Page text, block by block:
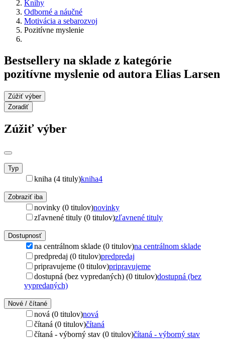
Knihy
Odborné a náučné
Motivácia a sebarozvoj
Pozitívne myslenie
Bestsellery na sklade z kategórie
pozitívne myslenie od autora Elias Larsen
Zúžiť výber
Zoradiť
Zúžiť výber
Typ
kniha (4 tituly)kniha4
Zobraziť iba
novinky (0 titulov)novinky
zľavnené tituly (0 titulov)zľavnené tituly
Dostupnosť
na centrálnom sklade (0 titulov)na centrálnom sklade
predpredaj (0 titulov)predpredaj
pripravujeme (0 titulov)pripravujeme
dostupná (bez vypredaných) (0 titulov)dostupná (bez
vypredaných)
Nové / čítané
nová (0 titulov)nová
čítaná (0 titulov)čítaná
čítaná - výborný stav (0 titulov)čítaná - výborný stav